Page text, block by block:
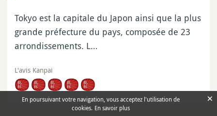
Tokyo est la capitale du Japon ainsi que la plus
grande préfecture du pays, composée de 23
arrondissements. L…
L'avis Kanpai
En poursuivant votre navigation, vous acceptez l'utilisation de
cookies. En savoir plus
×